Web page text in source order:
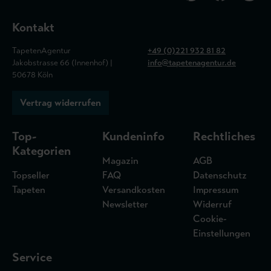
Kontakt
TapetenAgentur
Jakobstrasse 66 (Innenhof) |
50678 Köln
+49 (0)221 932 81 82
info@tapetenagentur.de
Vertrag widerrufen
Top-
Kategorien
Topseller
Tapeten
Kundeninfo
Magazin
FAQ
Versandkosten
Newsletter
Rechtliches
AGB
Datenschutz
Impressum
Widerruf
Cookie-
Einstellungen
Service